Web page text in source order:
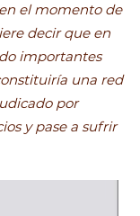
el momento de
decir que en
importantes
una red
por
y pase a sufrir